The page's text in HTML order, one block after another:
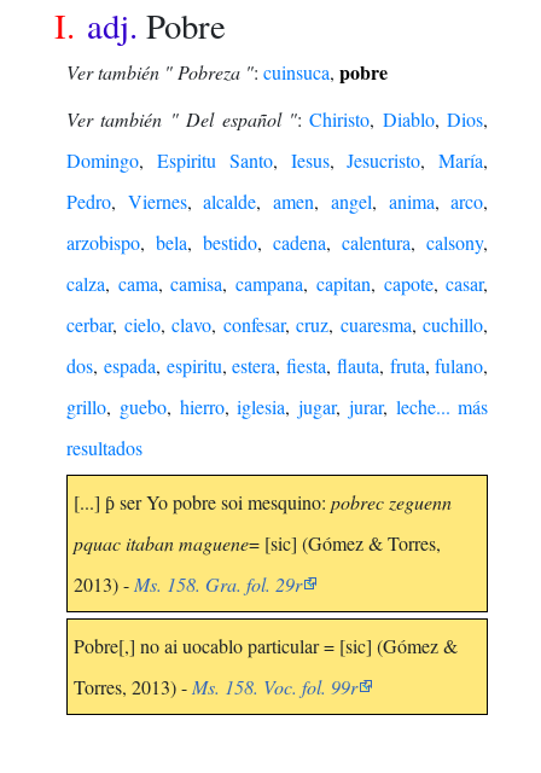
I. adj. Pobre
Ver también " Pobreza ": cuinsuca, pobre
Ver también " Del español ":Chiristo, Diablo,Dios,
Domingo, Espiritu Santo, Iesus,Jesucristo,María,
Pedro, Viernes,alcalde,amen, angel, anima,arco,
arzobispo,bela,bestido,cadena,calentura,calsony,
calza, cama,camisa,campana, capitan, capote,casar,
cerbar, cielo,clavo, confesar,cruz, cuaresma,cuchillo,
dos, espada, espiritu,estera, fiesta, flauta, fruta,fulano,
grillo, guebo, hierro,iglesia, jugar, jurar, leche... más
resultados
[...] ƥ ser Yo pobre soi mesquino: pobrec zeguenn
pquac itaban maguene= [sic] (Gómez & Torres,
2013) - Ms. 158. Gra. fol. 29r
Pobre[,] no ai uocablo particular = [sic] (Gómez &
Torres, 2013) - Ms. 158. Voc. fol. 99r